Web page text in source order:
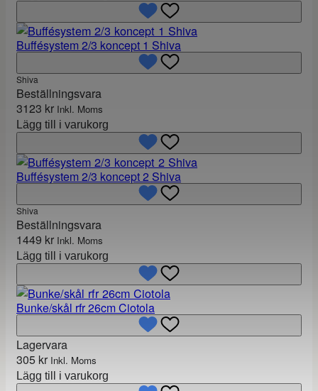
Buffésystem 2/3 koncept 1 Shiva
Shiva
Beställningsvara
3123 kr Inkl. Moms
Lägg till i varukorg
Buffésystem 2/3 koncept 2 Shiva
Shiva
Beställningsvara
1449 kr Inkl. Moms
Lägg till i varukorg
Bunke/skål rfr 26cm Ciotola
Lagervara
305 kr Inkl. Moms
Lägg till i varukorg